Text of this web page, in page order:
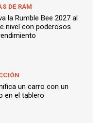
DE RAM
la Rumble Bee 2027 al
nivel con poderosos
un carro con un
en el tablero